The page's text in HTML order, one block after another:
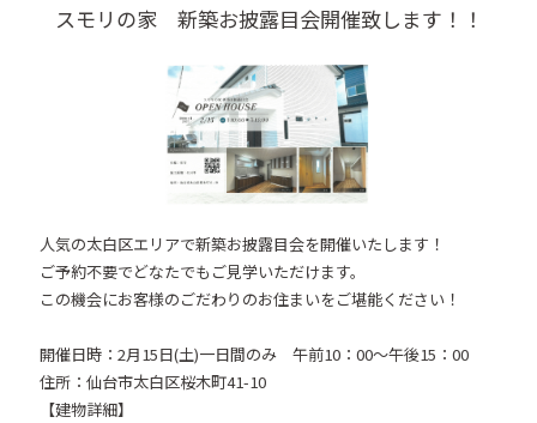
スモリの家 新築お披露目会開催致します！！
人気の太白区エリアで新築お披露目会を開催いたします！
ご予約不要でどなたでもご見学いただけます。
この機会にお客様のごだわりのお住まいをご堪能ください！
開催日時：2月15日(土)一日間のみ 午前10：00～午後15：00
住所：仙台市太白区桜木町41-10
【建物詳細】